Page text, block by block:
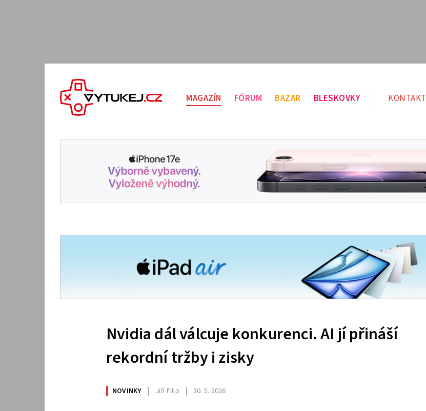
MAGAZÍN FÓRUM BAZAR BLESKOVKY KONTAKT
Nvidia dál válcuje konkurenci. AI jí přináší
rekordní tržby i zisky
NOVINKY Jiří Filip 30. 5. 2026